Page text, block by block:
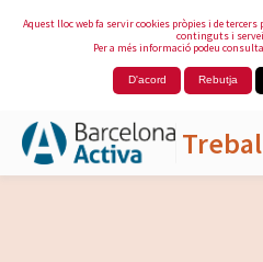
Aquest lloc web fa servir cookies pròpies i de
continguts i
Per a més informació podeu
D'acord Rebutja